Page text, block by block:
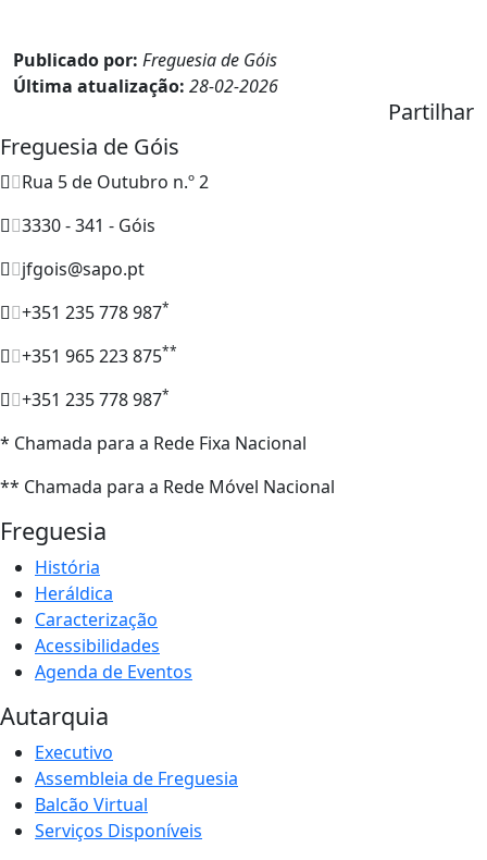
Publicado por: Freguesia de Góis
Última atualização: 28-02-2026
Partilhar
Freguesia de Góis
Rua 5 de Outubro n.º 2
3330 - 341 - Góis
jfgois@sapo.pt
+351 235 778 987*
+351 965 223 875**
+351 235 778 987*
* Chamada para a Rede Fixa Nacional
** Chamada para a Rede Móvel Nacional
Freguesia
História
Heráldica
Caracterização
Acessibilidades
Agenda de Eventos
Autarquia
Executivo
Assembleia de Freguesia
Balcão Virtual
Serviços Disponíveis